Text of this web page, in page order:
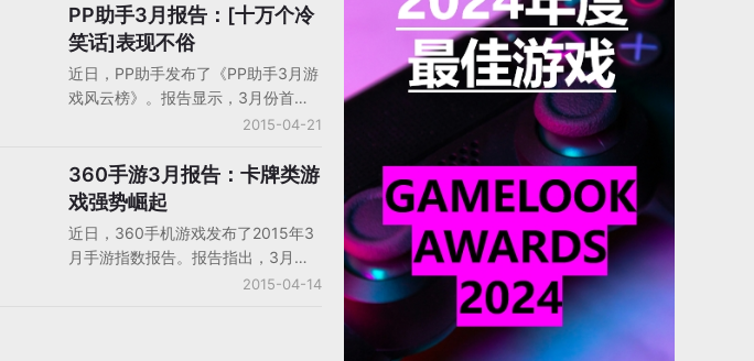
榜双榜第一。报告指出3月安卓单
机，消除类游戏表现持续升温，收入
占比升至第一位；网游方面，两款战
争题材游戏颇有看点，角色扮演类游
戏继续领跑；在关键指标分析中，安
卓单机变化较小，网游用户活跃明显
长。
PP助手3月报告：[十万个冷
笑话]表现不俗
近日，PP助手发布了《PP助手3月游
戏风云榜》。报告显示，3月份首发
新游共57款，相较2月提升约6成，其
占比50.9%。
2015-04-21
360手游3月报告：卡牌类游
戏强势崛起
近日，360手机游戏发布了2015年3
月手游指数报告。报告指出，3月份
360手机助手共上线重点新游65款，
2015-04-14